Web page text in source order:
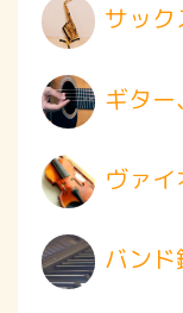
サック
ギタ
ヴァ
バンド